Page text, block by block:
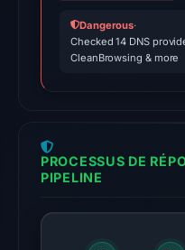
at
2
Dangerous·
Checked 14 DNS
CleanBrowsing & more
PROCESSUS DE
PIPELINE